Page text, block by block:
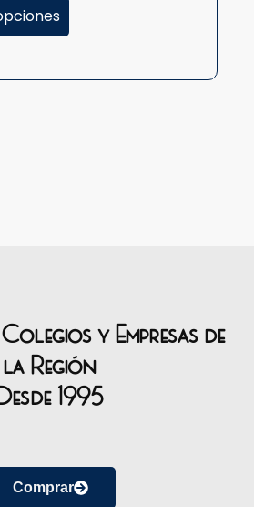
y Empresas de
la Región
1995
Comprar